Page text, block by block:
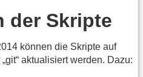
der Skripte
können die Skripte auf
aktualisiert werden. Dazu: